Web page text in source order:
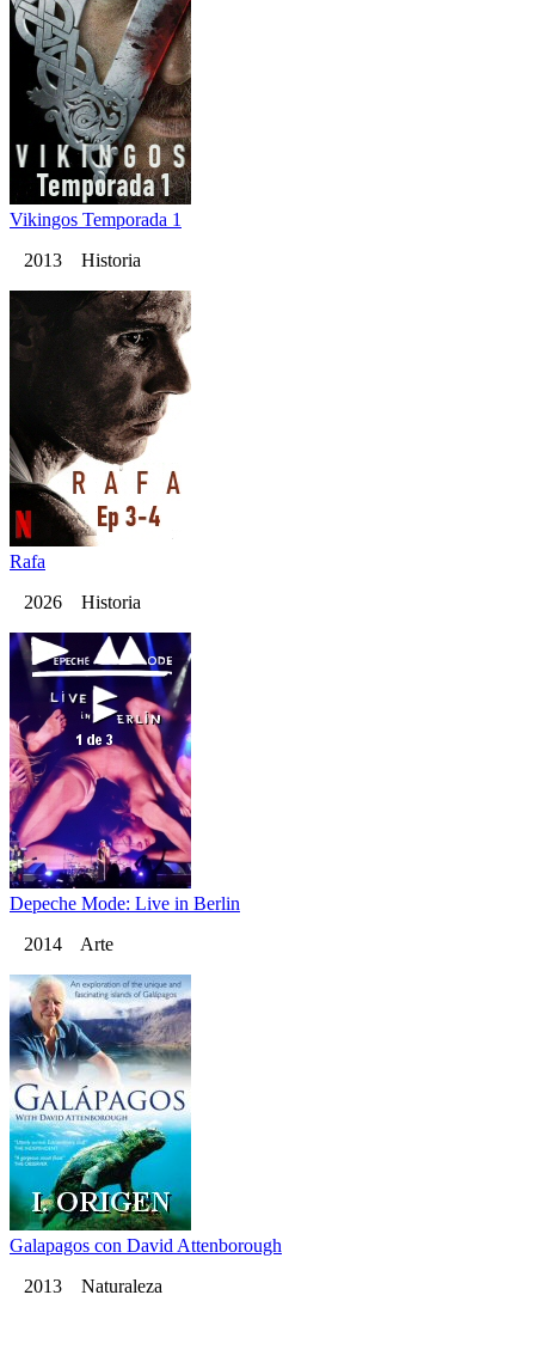
Vikingos Temporada 1
2013 Historia
Rafa
2026 Historia
Depeche Mode: Live in Berlin
2014 Arte
Galapagos con David Attenborough
2013 Naturaleza